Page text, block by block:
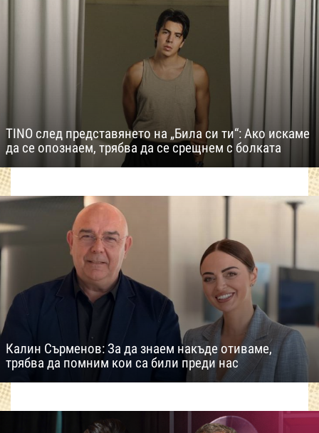
TINO след представянето на „Била си ти“: Ако искаме
да се опознаем, трябва да се срещнем с болката
Калин Сърменов: За да знаем накъде отиваме,
трябва да помним кои са били преди нас